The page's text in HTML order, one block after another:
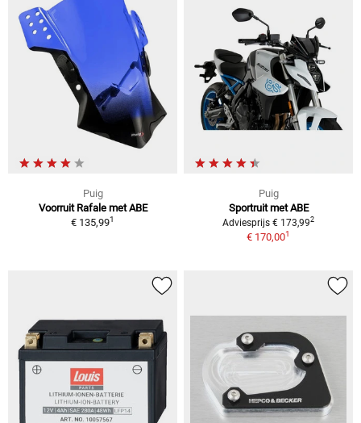
Puig
Voorruit Rafale met ABE
€ 135,991
Puig
Sportruit met ABE
Adviesprijs € 173,992
€ 170,001